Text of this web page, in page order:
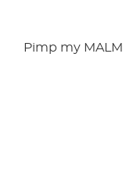
Pimp my MALM